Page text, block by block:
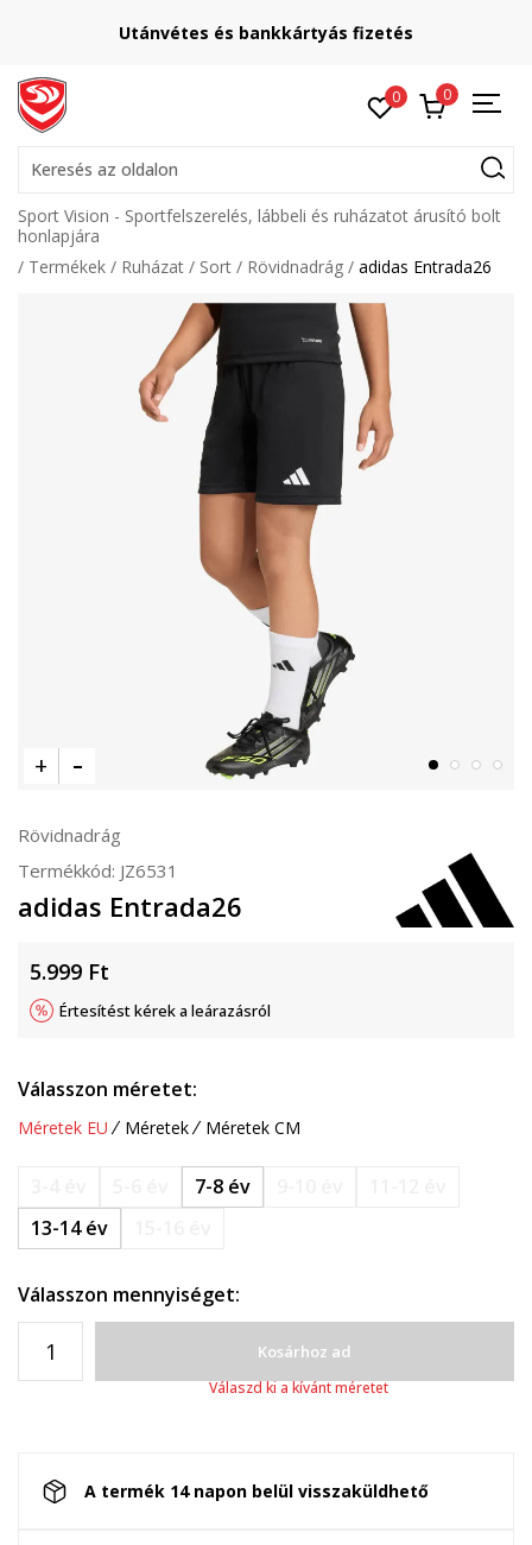
Utánvétes és bankkártyás fizetés
0 0
Keresés az oldalon
Sport Vision - Sportfelszerelés, lábbeli és ruházatot árusító bolt
honlapjára
Termékek
Ruházat Sort Rövidnadrág adidas Entrada26
Rövidnadrág
Termékkód: JZ6531
adidas Entrada26
5.999 Ft
Értesítést kérek a leárazásról
Válasszon méretet:
Méretek EU Méretek Méretek CM
7-8 év
13-14 év
Válasszon mennyiséget:
Kosárhoz ad
Válaszd ki a kívánt méretet
A termék 14 napon belül visszaküldhető